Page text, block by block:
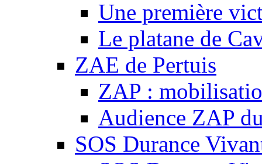
Une première
Le platane de
ZAE de Pertuis
ZAP :
Audience ZAP
SOS Durance